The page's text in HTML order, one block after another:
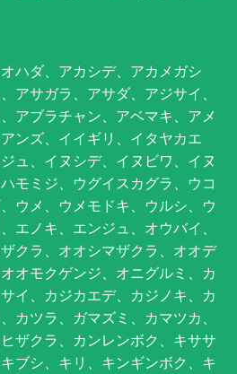
ハダ、アカシデ、アカメガシ
アサガラ、アサダ、アジサイ、
アブラチャン、アベマキ、アメ
ンズ、イイギリ、イタヤカエ
ュ、イヌシデ、イヌビワ、イヌ
モミジ、ウグイスカグラ、ウコ
ウメ、ウメモドキ、ウルシ、ウ
エノキ、エンジュ、オウバイ、
クラ、オオシマザクラ、オオデ
オモクゲンジ、オニグルミ、カ
イ、カジカエデ、カジノキ、カ
カツラ、ガマズミ、カマツカ、
ザクラ、カンレンボク、キササ
ブシ、キリ、キンギンボク、キ